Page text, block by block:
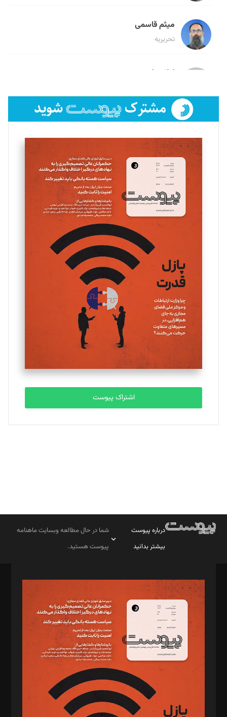
میثم قاسمی
تحریریه
لیلا حنارود
فائزه فتحی رستمی
تحریریه
سروش کرمیان
تحریریه
مینا پاکدل
یسنا امان‌پور
تحریریه
ملینا جعفری
تحریریه
مصطفی مسجدی آرانی
تحریریه
بابک نقاش
تحریریه
اشتراک پیوست
درباره پیوست
بیشتر بدانید
شما در حال مطالعه وبسایت ماهنامه
پیوست هستید.
مدیر مسئول: محمدباقر اثنی‌عشری
سردبیر: مهرک محمودی
دبیر تحریریه: میثم قاسمی
د‌بیر ناداستان: سمانه سمیع
د‌بیر خدمت و تجارت: ابوالفضل رجبی
د‌بیر حقوق فناوری: حسام‌الدین ایپکچی
د‌بیر پیوست جهان: مینا پاکدل
د‌بیر تحریریه آنلاین: بابک نقاش
تحریریه‌: مجتبی محمود‌ی، آرش برهمند، یسنا امان‌پور، سروش کرمیان،
مصطفی مسجدی آرانی، ابوالفضل رجبی، زهرا فکرانه، فائزه فتحی